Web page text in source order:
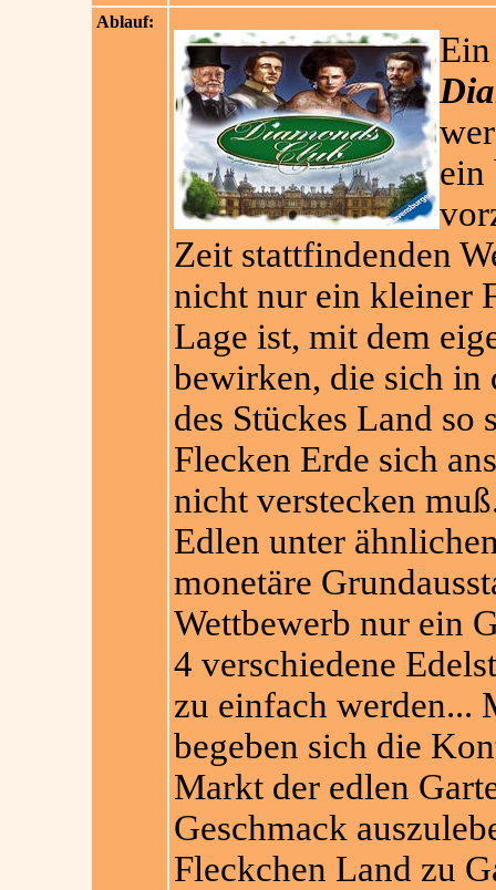
Ablauf:
ein
Zeit stattfindenden
nicht nur ein kleiner
Lage ist, mit dem
bewirken, die sich in
des Stückes Land so
Flecken Erde sich
nicht verstecken
Edlen unter
monetäre
Wettbewerb nur ein
4 verschiedene
zu einfach werden...
begeben sich die
Markt der edlen
Geschmack
Fleckchen Land zu